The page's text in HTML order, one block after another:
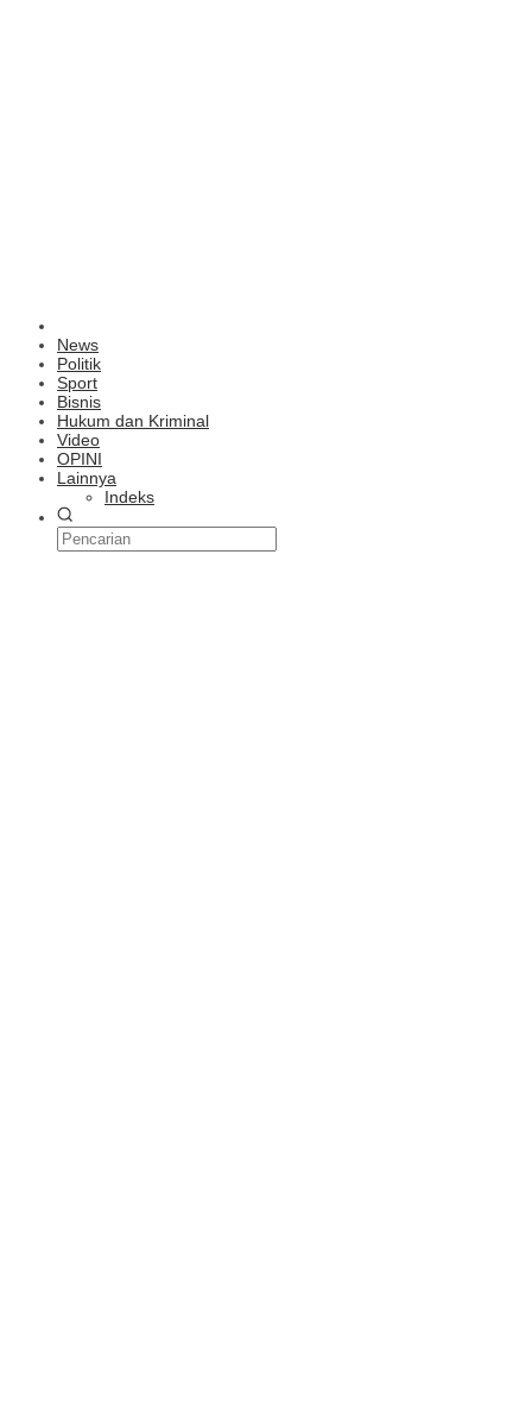
News
Politik
Sport
Bisnis
Hukum dan Kriminal
Video
OPINI
Lainnya
Indeks